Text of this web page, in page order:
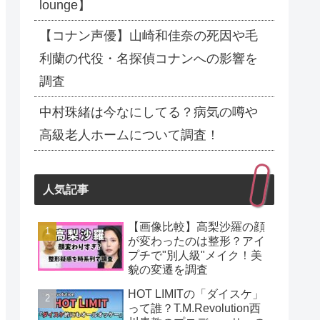
lounge】
【コナン声優】山崎和佳奈の死因や毛
利蘭の代役・名探偵コナンへの影響を
調査
中村珠緒は今なにしてる？病気の噂や
高級老人ホームについて調査！
人気記事
【画像比較】高梨沙羅の顔
が変わったのは整形？アイ
プチで"別人級"メイク！美
貌の変遷を調査
HOT LIMITの「ダイスケ」
って誰？T.M.Revolution西